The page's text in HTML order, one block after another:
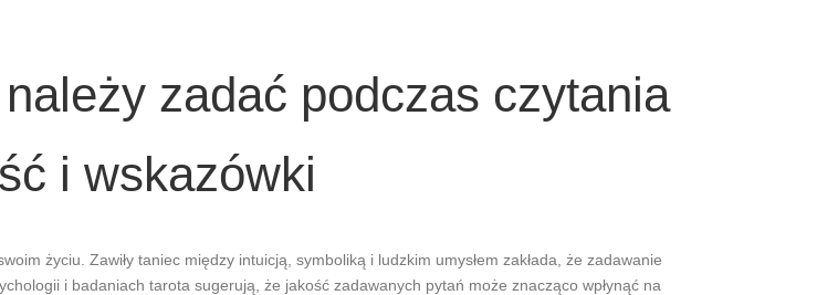
zadać podczas czytania
i wskazówki
życiu. Zawiły taniec między intuicją, symboliką i ludzkim umysłem zakłada, że zadawanie
i badaniach tarota sugerują, że jakość zadawanych pytań może znacząco wpłynąć na